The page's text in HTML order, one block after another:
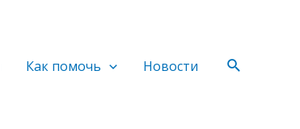
Как помочь Новости Поиск